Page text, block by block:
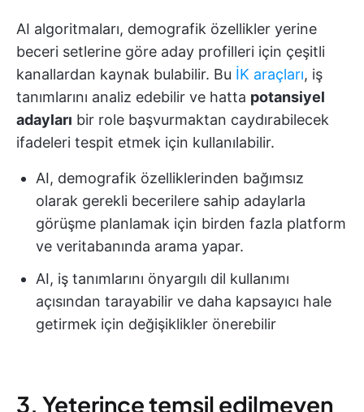
AI algoritmaları, demografik özellikler yerine
beceri setlerine göre aday profilleri için çeşitli
kanallardan kaynak bulabilir. Bu İK araçları, iş
tanımlarını analiz edebilir ve hatta potansiyel
adayları bir role başvurmaktan caydırabilecek
ifadeleri tespit etmek için kullanılabilir.
AI, demografik özelliklerinden bağımsız
olarak gerekli becerilere sahip adaylarla
görüşme planlamak için birden fazla platform
ve veritabanında arama yapar.
AI, iş tanımlarını önyargılı dil kullanımı
açısından tarayabilir ve daha kapsayıcı hale
getirmek için değişiklikler önerebilir
3. Yeterince temsil edilmeyen